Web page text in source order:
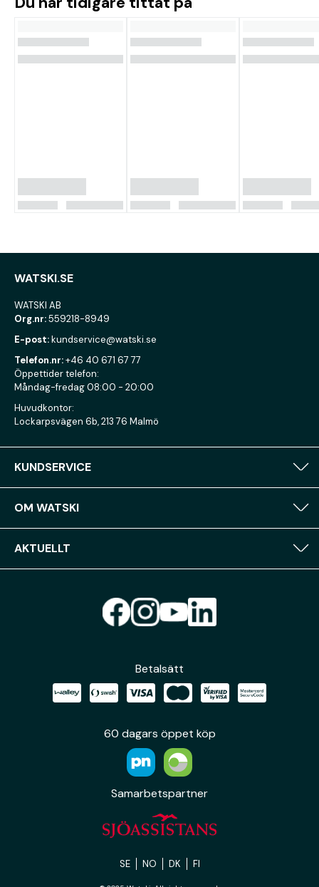
WATSKI.SE
WATSKI AB
Org.nr:559218-8949
E-post:kundservice@watski.se
Telefon.nr:+46 40 671 67 77
Öppettider telefon:
Måndag-fredag 08:00 - 20:00
Huvudkontor:
Lockarpsvägen 6b, 213 76 Malmö
KUNDSERVICE
OM WATSKI
AKTUELLT
Betalsätt
60 dagars öppet köp
Samarbetspartner
SE NO DK FI